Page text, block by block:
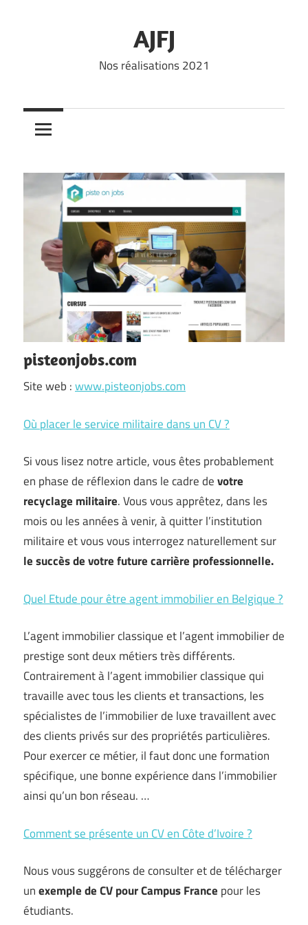
AJFJ
Nos réalisations 2021
pisteonjobs.com
Site web :www.pisteonjobs.com
Où placer le service militaire dans un CV ?
Si vous lisez notre article, vous êtes probablement
en phase de réflexion dans le cadre devotre
recyclage militaire. Vous vous apprêtez, dans les
mois ou les années à venir, à quitter l’institution
militaire et vous vous interrogez naturellement sur
le succès de votre future carrière professionnelle.
Quel Etude pour être agent immobilier en Belgique ?
L’agent immobilier classique et l’agent immobilier de
prestige sont deux métiers très différents.
Contrairement à l’agent immobilier classique qui
travaille avec tous les clients et transactions, les
spécialistes de l’immobilier de luxe travaillent avec
des clients privés sur des propriétés particulières.
Pour exercer ce métier, il faut donc une formation
spécifique, une bonne expérience dans l’immobilier
ainsi qu’un bon réseau. …
Comment se présente un CV en Côte d’Ivoire ?
Nous vous suggérons de consulter et de télécharger
unexemple de CV pour Campus France pour les
étudiants.